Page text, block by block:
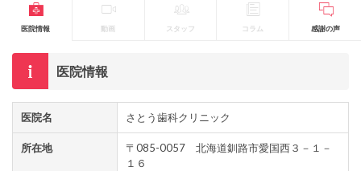
医院情報 動画 スタッフ コラム 感謝の声
医院情報
医院名 さとう歯科クリニック
所在地
〒085-0057 北海道釧路市愛国西３－１－
１６